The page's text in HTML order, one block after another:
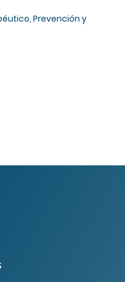
Prevención y